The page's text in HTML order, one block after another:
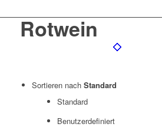
Rotwein
Sortieren nach Standard
Standard
Benutzerdefiniert